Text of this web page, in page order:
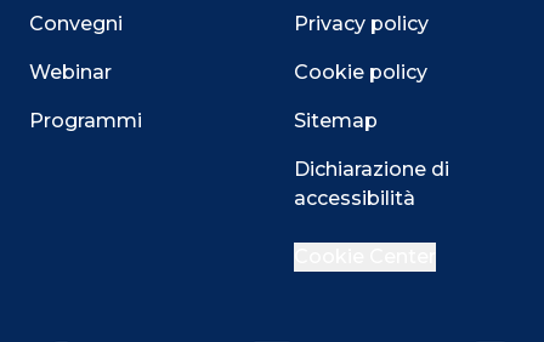
Convegni
Webinar
Programmi
Privacy policy
Cookie policy
Sitemap
Dichiarazione di
accessibilità